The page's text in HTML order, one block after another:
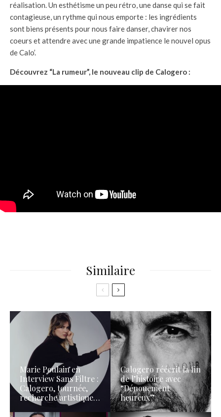
réalisation. Un esthétisme un peu rétro, une danse qui se fait
contagieuse, un rythme qui nous emporte : les ingrédients
sont biens présents pour nous faire danser, chavirer nos
coeurs et attendre avec une grande impatience le nouvel opus
de Calo’.
Découvrez “La rumeur”, le nouveau clip de Calogero :
Similaire
Marie Poulain en
Interview Sans Filtre :
Calogero, tournée,
recherche artistique…
Calogero réécrit la fin
de l’histoire avec
“Dénouement
heureux”